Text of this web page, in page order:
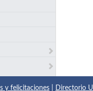
y felicitaciones Directorio